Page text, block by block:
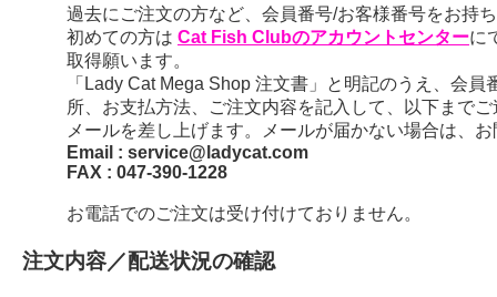
過去にご注文の方など、会員番号/お客様番号をお持
初めての方は Cat Fish Clubのアカウントセンターに
取得願います。
「Lady Cat Mega Shop 注文書」と明記のうえ、会
所、お支払方法、ご注文内容を記入して、以下まで
メールを差し上げます。メールが届かない場合は、
Email : service@ladycat.com
FAX : 047-390-1228
お電話でのご注文は受け付けておりません。
注文内容／配送状況の確認